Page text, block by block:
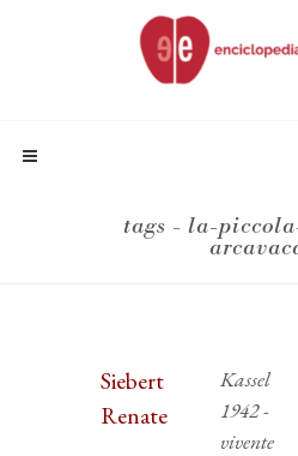
tags - la-
Siebert
Renate
Kassel
1942 -
vivente